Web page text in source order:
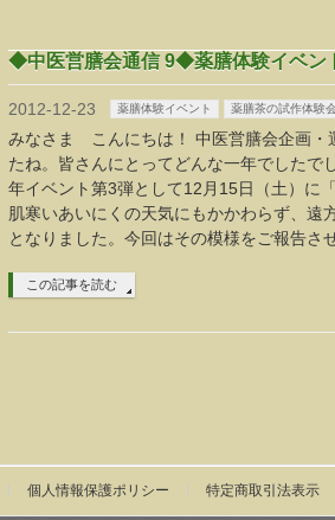
2012-12-23 薬膳体験イベント 薬膳茶の試作体験
みなさま こんにちは！ 中医営膳会企画・
たね。皆さんにとってどんな一年でしたで
年イベント第3弾として12月15日（土）に
肌寒いあいにくの天気にもかかわらず、遠
となりました。今回はその模様をご報告さ
この記事を読む
個人情報保護ポリシー 特定商取引法表示